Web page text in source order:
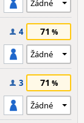
4 71
3 71